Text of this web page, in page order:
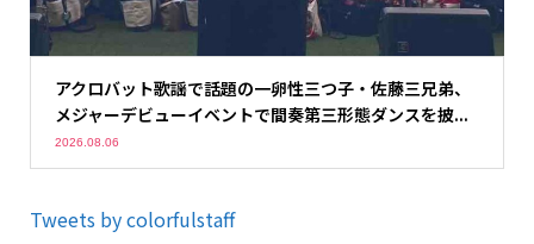
アクロバット歌謡で話題の一卵性三つ子・佐藤三兄弟、
メジャーデビューイベントで間奏第三形態ダンスを披...
2026.08.06
Tweets by colorfulstaff